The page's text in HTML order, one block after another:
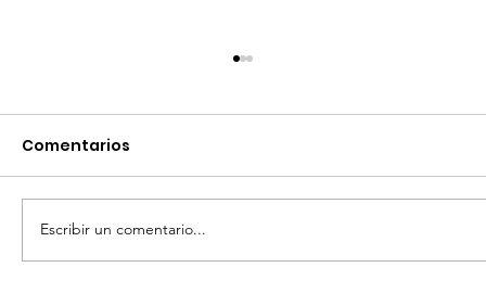
Comentarios
Escribir un comentario...